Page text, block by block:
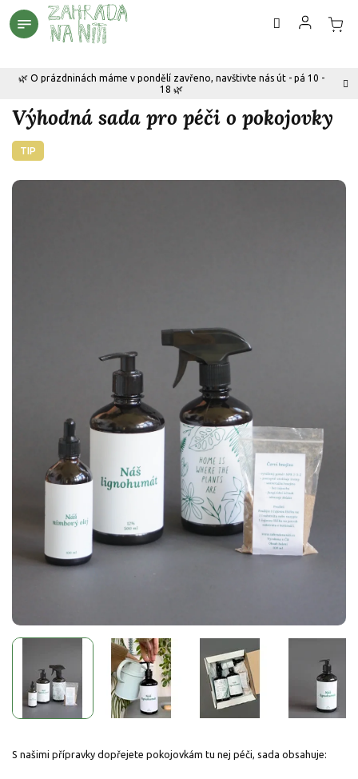
Přejít
na
🌿 O prázdninách máme v pondělí zavřeno, navštivte nás út - pá 10 -
18 🌿
Výhodná sada pro péči o pokojovky
TIP
S našimi přípravky dopřejete pokojovkám tu nej péči, sada obsahuje: